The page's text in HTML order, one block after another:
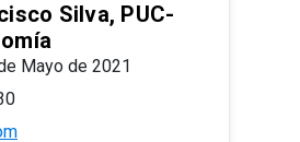
Silva, PUC-
Mayo de 2021